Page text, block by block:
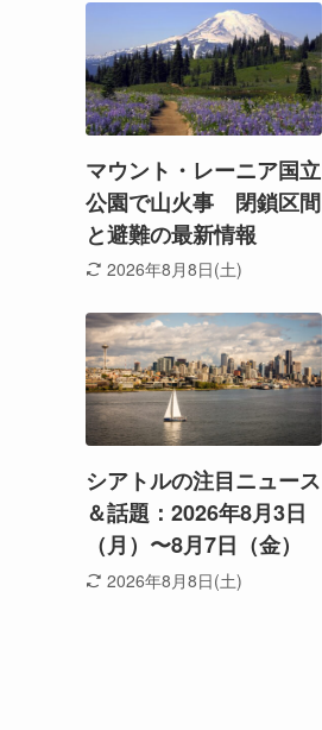
マウント・レーニア国立
公園で山火事 閉鎖区間
と避難の最新情報
2026年8月8日(土)
シアトルの注目ニュース
＆話題：2026年8月3日
（月）〜8月7日（金）
2026年8月8日(土)